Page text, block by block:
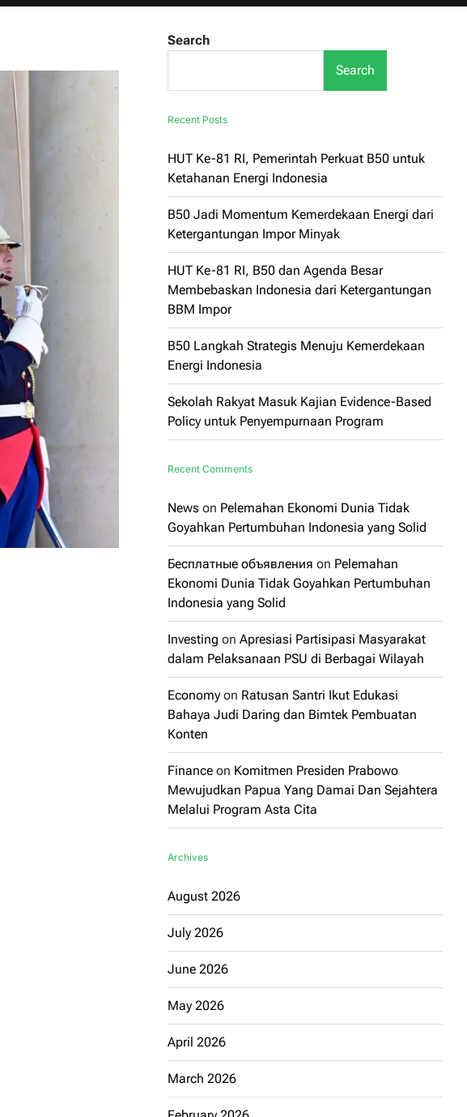
Search
Search
Recent Posts
HUT Ke-81 RI, Pemerintah Perkuat B50 untuk
Ketahanan Energi Indonesia
B50 Jadi Momentum Kemerdekaan Energi dari
Ketergantungan Impor Minyak
HUT Ke-81 RI, B50 dan Agenda Besar
Membebaskan Indonesia dari Ketergantungan
BBM Impor
B50 Langkah Strategis Menuju Kemerdekaan
Energi Indonesia
Sekolah Rakyat Masuk Kajian Evidence-Based
Policy untuk Penyempurnaan Program
Recent Comments
News on Pelemahan Ekonomi Dunia Tidak
Goyahkan Pertumbuhan Indonesia yang Solid
Бесплатные объявления on Pelemahan
Ekonomi Dunia Tidak Goyahkan Pertumbuhan
Indonesia yang Solid
Investing on Apresiasi Partisipasi Masyarakat
dalam Pelaksanaan PSU di Berbagai Wilayah
Economy on Ratusan Santri Ikut Edukasi
Bahaya Judi Daring dan Bimtek Pembuatan
Konten
Finance on Komitmen Presiden Prabowo
Mewujudkan Papua Yang Damai Dan Sejahtera
Melalui Program Asta Cita
Archives
August 2026
July 2026
June 2026
May 2026
April 2026
March 2026